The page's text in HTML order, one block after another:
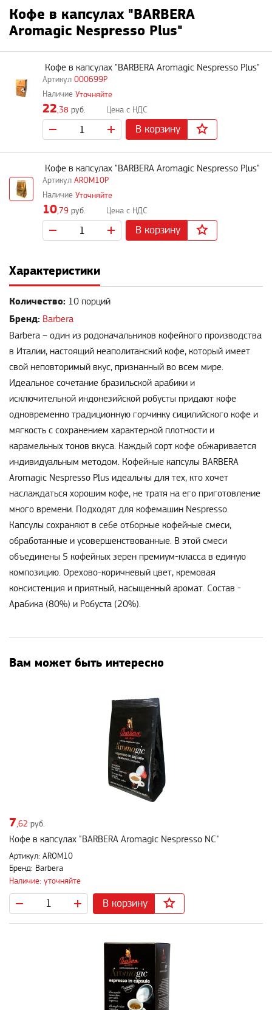
Кофе в капсулах "BARBERA
Aromagic Nespresso Plus"
000699P
Кофе в капсулах "BARBERA Aromagic Nespresso Plus"
Уточняйте
22,38 руб.
В корзину
AROM10P
Кофе в капсулах "BARBERA Aromagic Nespresso Plus"
Уточняйте
10,79 руб.
В корзину
Характеристики
Количество: 10 порций
Бренд: Barbera
Barbera – один из родоначальников кофейного производства
в Италии, настоящий неаполитанский кофе, который имеет
свой неповторимый вкус, признанный во всем мире.
Идеальное сочетание бразильской арабики и
исключительной индонезийской робусты придают кофе
одновременно традиционную горчинку сицилийского кофе и
мягкость с сохранением характерной плотности и
карамельных тонов вкуса. Каждый сорт кофе обжаривается
индивидуальным методом. Кофейные капсулы BARBERA
Aromagic Nespresso Plus идеальны для тех, кто хочет
наслаждаться хорошим кофе, не тратя на его приготовление
много времени. Подходят для кофемашин Nespresso.
Капсулы сохраняют в себе отборные кофейные смеси,
обработанные и усовершенствованные. В этой смеси
объединены 5 кофейных зерен премиум-класса в единую
композицию. Орехово-коричневый цвет, кремовая
консистенция и приятный, насыщенный аромат. Состав -
Арабика (80%) и Робуста (20%).
Вам может быть интересно
7,62 руб.
Кофе в капсулах "BARBERA Aromagic Nespresso NC"
Артикул: AROM10
Бренд: Barbera
Наличие: уточняйте
В корзину